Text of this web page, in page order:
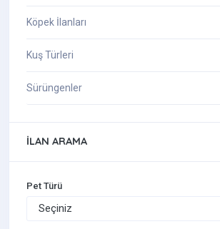
Köpek İlanları
Kuş Türleri
Sürüngenler
İLAN ARAMA
Pet Türü